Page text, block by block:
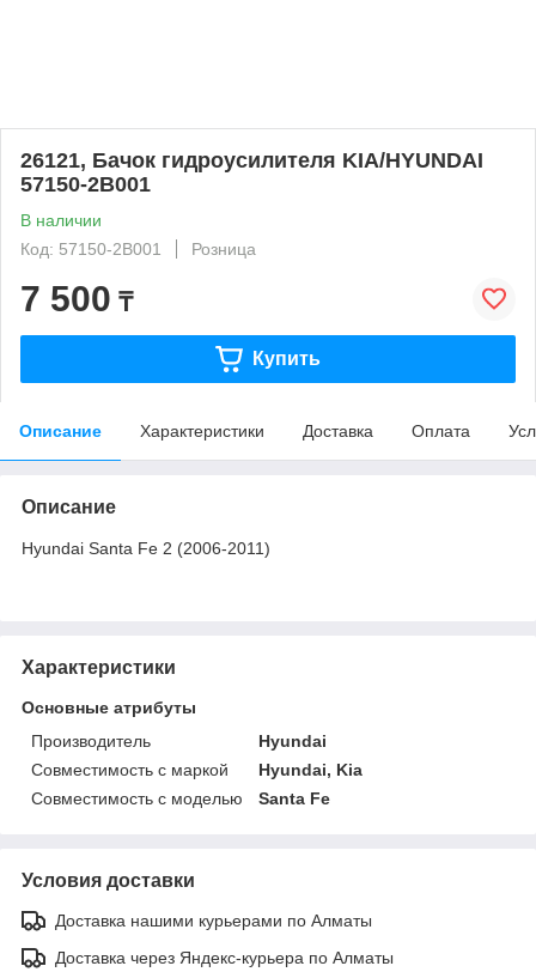
26121, Бачок гидроусилителя KIA/HYUNDAI
57150-2В001
В наличии
Код: 57150-2В001
Розница
7 500 ₸
Купить
Описание Характеристики Доставка Оплата
Описание
Hyundai Santa Fe 2 (2006-2011)
Характеристики
Основные атрибуты
Производитель
Hyundai
Совместимость с маркой
Hyundai, Kia
Совместимость с моделью
Santa Fe
Условия доставки
Доставка нашими курьерами по Алматы
Доставка через Яндекс-курьера по Алматы